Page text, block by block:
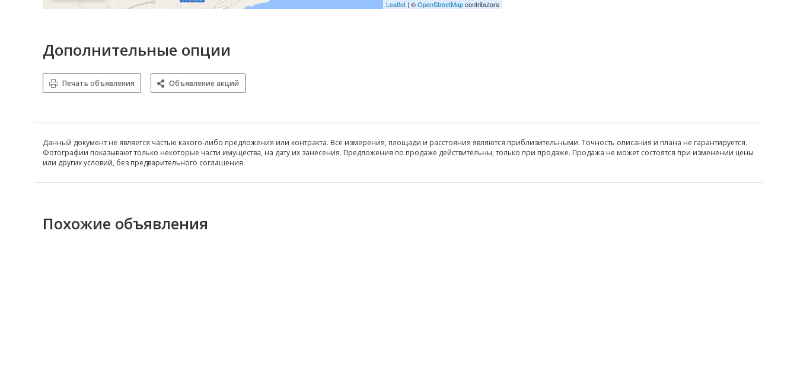
Leaflet | ©OpenStreetMapcontributors
Дополнительные опции
Печать объявления Объявление акций
Данный документ не является частью какого-либо предложения или контракта. Все измерения, площади и расстояния являются приблизительными. Точность описания и плана не гарантируется.
Фотографии показывают только некоторые части имущества, на дату их занесения. Предложения по продаже действительны, только при продаже. Продажа не может состоятся при изменении цены
или других условий, без предварительного соглашения.
Похожие объявления